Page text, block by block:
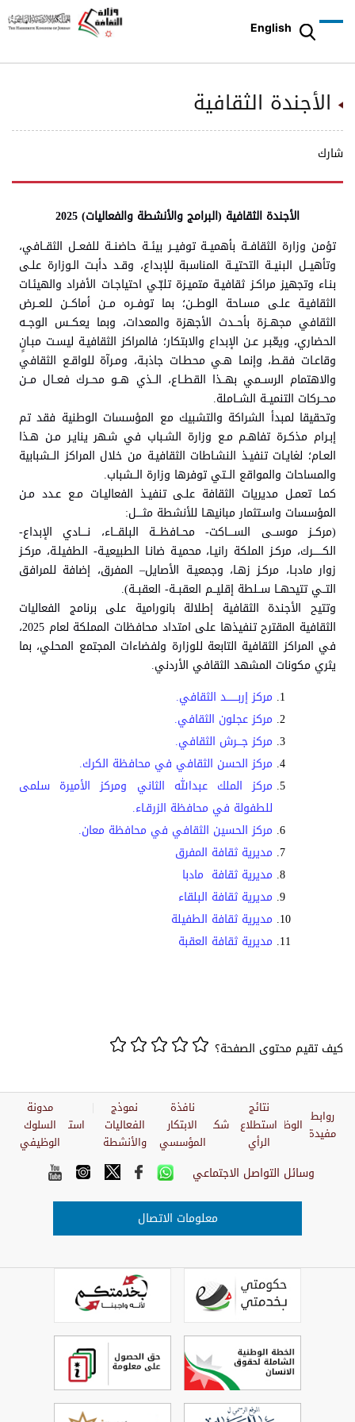
English
الأجندة الثقافية
شارك
الأجندة الثقافية (البرامج والأنشطة والفعاليات) 2025
تؤمن وزارة الثقافــة بأهميــة توفيــر بيئــة حاضنــة للفعــل الثقــافي،
وتأهيــل البنيــة التحتيــة المناسبة للإبداع، وقـد دأبـت الـوزارة علـى
بنـاء وتجهيز مراكـز ثقافيـة متميـزة تلبّـي احتياجـات الأفراد والهيئـات
الثقافيـة علـى مسـاحة الوطــن؛ بما توفــره مــن أماكــن للعــرض
الثقافي مجهــزة بأحــدث الأجهزة والمعدات، وبما يعكــس الوجــه
الحضاري، ويعّبـر عـن الإبداع والابتكار؛ فالمراكز الثقافيـة ليسـت مبـانٍ
وقاعـات فقـط، وإنمـا هـي محطـات جاذبـة، ومـرآة للواقـع الثقافي
والاهتمام الرســمي بهــذا القطــاع، الــذي هــو محــرك فعــال مــن
محــركات التنميــة الشــاملة.
وتحقيقا لمبدأ الشراكة والتشبيك مع المؤسسات الوطنية فقد تم
إبـرام مذكـرة تفاهـم مـع وزارة الشـباب في شـهر ينايـر مـن هـذا
العـام؛ لغايـات تنفيـذ النشـاطات الثقافيـة من خلال المراكز الــشبابية
والمساحات والمواقع الــتي توفرها وزارة الــشباب.
كمـا تعمـل مديريات الثقافة علـى تنفيـذ الفعاليـات مـع عـدد مـن
المؤسسات واسـتثمار مبانيهـا للأنشطة مثــــل:
(مركــز موســى الســــاكت- محــافظـــة البلقـــاء، نــــادي الإبداع-
الكــــــرك، مركـز الملكة رانيـا، محميـة ضانـا الطبيعيـة- الطفيلـة، مركـز
زوار مادبـا، مركـز زهـا، وجمعيـة الأصايل– المفرق، إضافة للمرافق
التــي تتيحهــا ســلطة إقليــم العقبــة- العقبــة).
وتتيح الأجندة الثقافية إطلالة بانورامية على برنامج الفعاليات
الثقافية المقترح تنفيذها على امتداد محافظات المملكة لعام 2025،
في المراكز الثقافية التابعة للوزارة ولفضاءات المجتمع المحلي، بما
يثري مكونات المشهد الثقافي الأردني.
مركز إربـــــــد الثقافي.
مركز عجلون الثقافي.
مركز جـــرش الثقافي.
مركز الحسن الثقافي في محافظة الكرك.
مركز الملك عبدالله الثاني ومركز الأميرة سلمى
للطفولة في محافظة الزرقـاء.
مركز الحسين الثقافي في محافظة معان.
مديرية ثقافة المفرق
مديرية ثقافة مادبا
مديرية ثقافة البلقاء
مديرية ثقافة الطفيلة
مديرية ثقافة العقبة
كيف تقيم محتوى الصفحة؟
روابط
مفيدة الوظائف
نتائج
استطلاع
الرأي
شكاوي
نافذة
الابتكار
المؤسسي
نموذج
الفعاليات
والأنشطة
استبيان
مدونة
السلوك
الوظيفي
وسائل التواصل الاجتماعي
معلومات الاتصال